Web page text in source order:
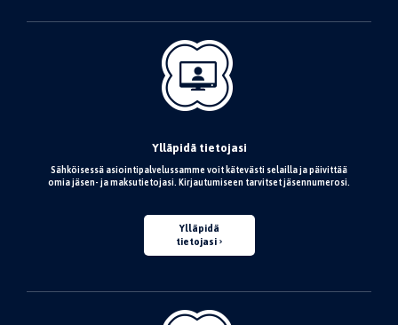
Ylläpidä tietojasi
Sähköisessä asiointipalvelussamme voit kätevästi selailla ja päivittää
omia jäsen- ja maksutietojasi. Kirjautumiseen tarvitset jäsennumerosi.
Ylläpidä
tietojasi